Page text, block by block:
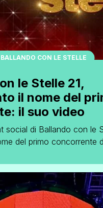
BALLANDO CON LE STELLE
le Stelle 21,
il nome del
il suo video
social di Ballando con le
del primo concorrente
Alessandro Matri,
velina di Striscia la notizia
della passata
post su Instagram ' Un [']